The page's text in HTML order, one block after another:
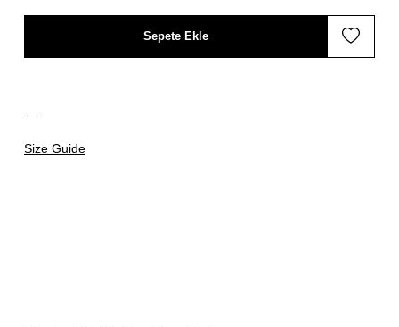
Size Guide
Sepete Ekle